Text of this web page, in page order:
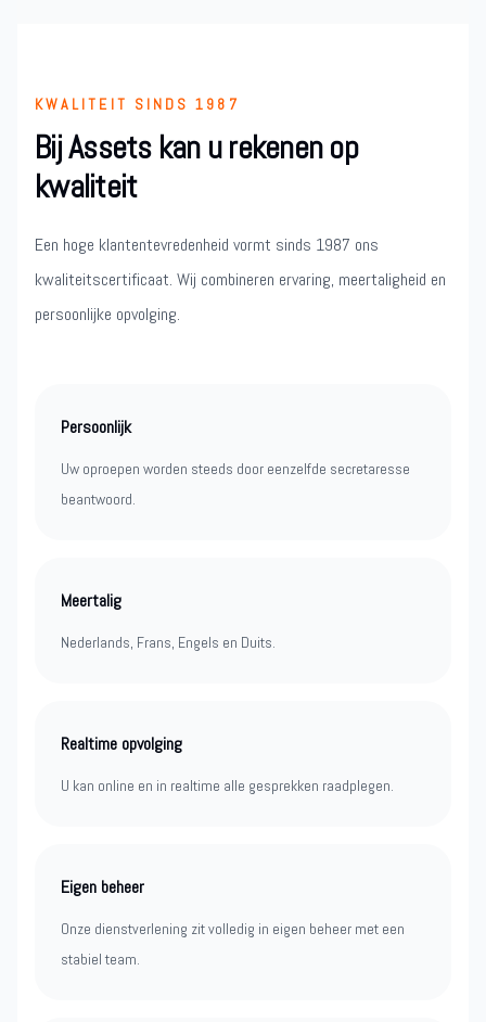
KWALITEIT SINDS 1987
Bij Assets kan u rekenen op
kwaliteit
Een hoge klantentevredenheid vormt sinds 1987 ons
kwaliteitscertificaat. Wij combineren ervaring, meertaligheid en
persoonlijke opvolging.
Persoonlijk
Uw oproepen worden steeds door eenzelfde secretaresse
beantwoord.
Meertalig
Nederlands, Frans, Engels en Duits.
Realtime opvolging
U kan online en in realtime alle gesprekken raadplegen.
Eigen beheer
Onze dienstverlening zit volledig in eigen beheer met een
stabiel team.